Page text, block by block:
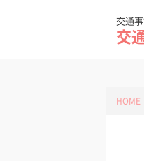
交通
交
HOME